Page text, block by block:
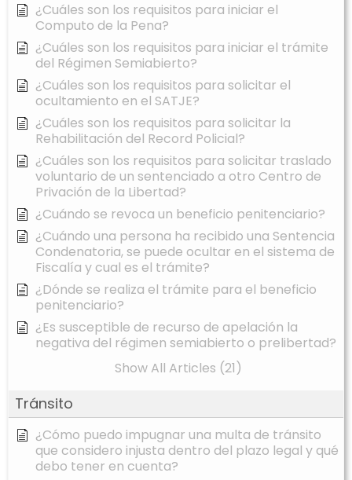
¿Cuáles son los requisitos para iniciar el
Computo de la Pena?
¿Cuáles son los requisitos para iniciar el trámite
del Régimen Semiabierto?
¿Cuáles son los requisitos para solicitar el
ocultamiento en el SATJE?
¿Cuáles son los requisitos para solicitar la
Rehabilitación del Record Policial?
¿Cuáles son los requisitos para solicitar traslado
voluntario de un sentenciado a otro Centro de
Privación de la Libertad?
¿Cuándo se revoca un beneficio penitenciario?
¿Cuándo una persona ha recibido una Sentencia
Condenatoria, se puede ocultar en el sistema de
Fiscalía y cual es el trámite?
¿Dónde se realiza el trámite para el beneficio
penitenciario?
¿Es susceptible de recurso de apelación la
negativa del régimen semiabierto o prelibertad?
Show All Articles (21)
Tránsito
¿Cómo puedo impugnar una multa de tránsito
que considero injusta dentro del plazo legal y qué
debo tener en cuenta?